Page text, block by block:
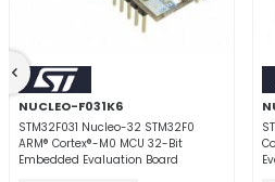
NUCLEO-F031K6
STM32F031 Nucleo-32 STM32F0
ARM® Cortex®-M0 MCU 32-Bit
Embedded Evaluation Board